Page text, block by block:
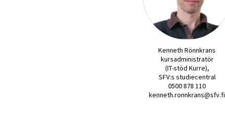
Kenneth Rönnkrans
kursadministratör
(IT-stöd Kurre),
SFV:s studiecentral
0500 878 110
kenneth.ronnkrans@sfv.fi